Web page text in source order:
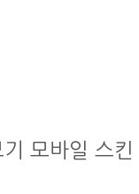
기 모바일 스킨